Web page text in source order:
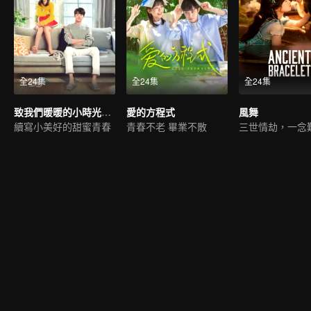
全24集
致我們暖暖的小時光（英語版）
續寫小美好的甜蜜青春
全24集
愛的方程式
青春不老 畢業不散
全24集
風舞
三世情劫，一念